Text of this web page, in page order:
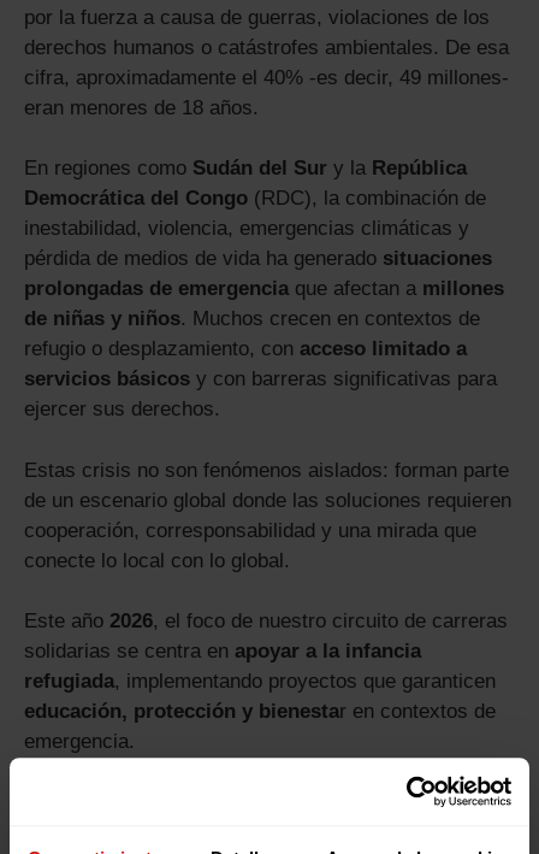
por la fuerza a causa de guerras, violaciones de los
derechos humanos o catástrofes ambientales. De esa
cifra, aproximadamente el 40% -es decir, 49 millones-
eran menores de 18 años.
En regiones como Sudán del Sur y la República
Democrática del Congo (RDC), la combinación de
inestabilidad, violencia, emergencias climáticas y
pérdida de medios de vida ha generado situaciones
prolongadas de emergencia que afectan a millones
de niñas y niños. Muchos crecen en contextos de
refugio o desplazamiento, con acceso limitado a
servicios básicos y con barreras significativas para
ejercer sus derechos.
Estas crisis no son fenómenos aislados: forman parte
de un escenario global donde las soluciones requieren
cooperación, corresponsabilidad y una mirada que
conecte lo local con lo global.
Este año 2026, el foco de nuestro circuito de carreras
solidarias se centra en apoyar a la infancia
refugiada, implementando proyectos que garanticen
educación, protección y bienestar en contextos de
emergencia.